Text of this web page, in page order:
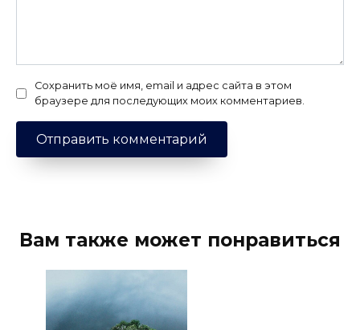
Сохранить моё имя, email и адрес сайта в этом
браузере для последующих моих комментариев.
Вам также может понравиться